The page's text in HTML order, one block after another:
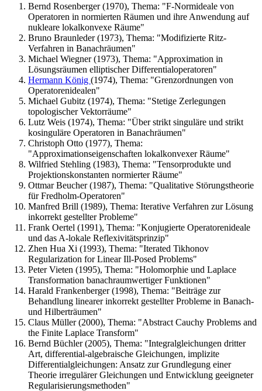
Bernd Rosenberger (1970), Thema: "F-Normideale von
Operatoren in normierten Räumen und ihre Anwendung auf
nukleare lokalkonvexe Räume"
Bruno Braunleder (1973), Thema: "Modifizierte Ritz-
Verfahren in Banachräumen"
Michael Wiegner (1973), Thema: "Approximation in
Lösungsräumen elliptischer Differentialoperatoren"
Hermann König (1974), Thema: "Grenzordnungen von
Operatorenidealen"
Michael Gubitz (1974), Thema: "Stetige Zerlegungen
topologischer Vektorräume"
Lutz Weis (1974), Thema: "Über strikt singuläre und strikt
kosinguläre Operatoren in Banachräumen"
Christoph Otto (1977), Thema:
"Approximationseigenschaften lokalkonvexer Räume"
Wilfried Stehling (1983), Thema: "Tensorprodukte und
Projektionskonstanten normierter Räume"
Ottmar Beucher (1987), Thema: "Qualitative Störungstheorie
für Fredholm-Operatoren"
Manfred Brill (1989), Thema: Iterative Verfahren zur Lösung
inkorrekt gestellter Probleme"
Frank Oertel (1991), Thema: "Konjugierte Operatorenideale
und das A-lokale Reflexivitätsprinzip"
Zhen Hua Xi (1993), Thema: "Iterated Tikhonov
Regularization for Linear Ill-Posed Problems"
Peter Vieten (1995), Thema: "Holomorphie und Laplace
Transformation banachraumwertiger Funktionen"
Harald Frankenberger (1998), Thema: "Beiträge zur
Behandlung linearer inkorrekt gestellter Probleme in Banach-
und Hilberträumen"
Claus Müller (2000), Thema: "Abstract Cauchy Problems and
the Finite Laplace Transform"
Bernd Büchler (2005), Thema: "Integralgleichungen dritter
Art, differential-algebraische Gleichungen, implizite
Differentialgleichungen: Ansatz zur Grundlegung einer
Theorie irregulärer Gleichungen und Entwicklung geeigneter
Regularisierungsmethoden"